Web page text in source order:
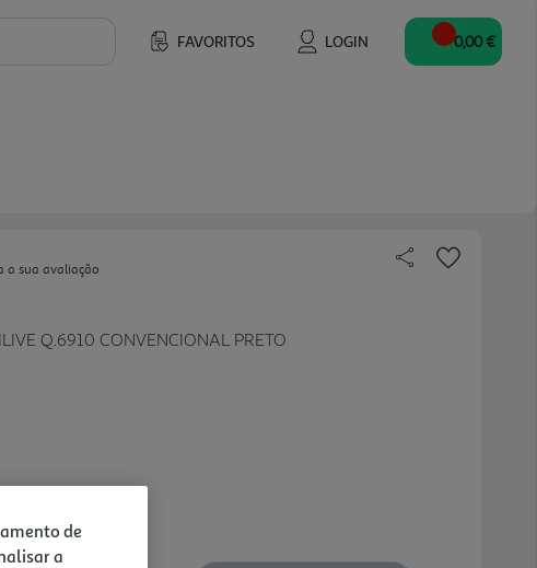
FAVORITOS LOGIN 0,00 €
a sua avaliação
Q.6910 CONVENCIONAL PRETO
de
a